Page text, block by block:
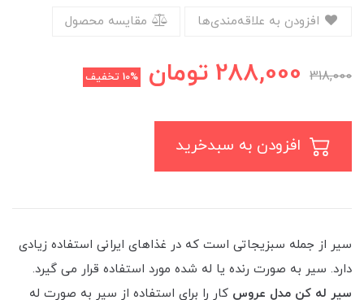
مقایسه محصول
318,000
288,000 تومان 10% تخفیف
سیر از جمله سبزیجاتی است که در غذاهای ایرانی استفاده زیادی
دارد. سیر به صورت رنده یا له شده مورد استفاده قرار می گیرد.
سیر له کن مدل عروس کار را برای استفاده از سیر به صورت له